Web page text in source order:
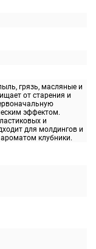
грязь, масляные и
от старения и
эффектом.
и
для молдингов и
клубники.